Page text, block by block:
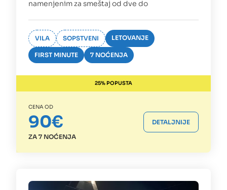
namenjenim za smeštaj od dve do
VILA SOPSTVENI LETOVANJE
FIRST MINUTE 7 NOĆENJA
25% POPUSTA
CENA OD
90€
ZA 7 NOĆENJA
DETALJNIJE